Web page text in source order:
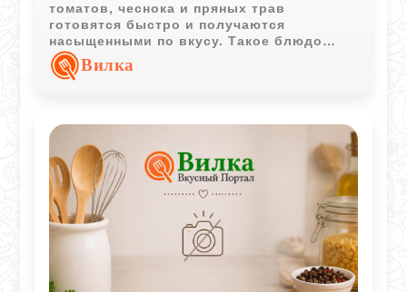
томатов, чеснока и пряных трав
готовятся быстро и получаются
насыщенными по вкусу. Такое блюдо
подойдёт как для семейного ужина, так и
для подачи на праздничный стол.
Вилка